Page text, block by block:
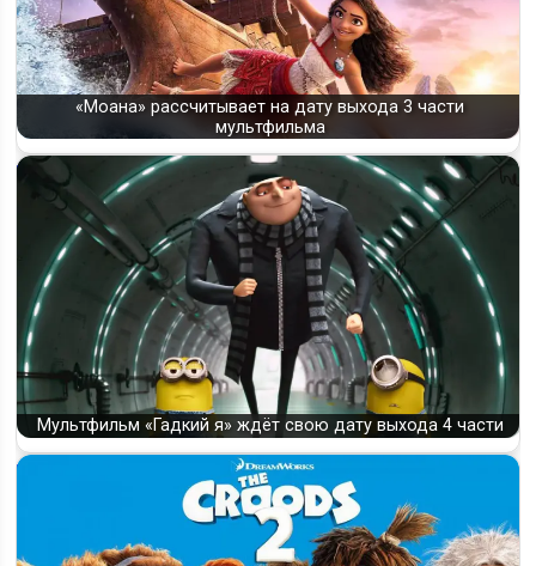
«Моана» рассчитывает на дату выхода 3 части
мультфильма
Мультфильм «Гадкий я» ждёт свою дату выхода 4 части